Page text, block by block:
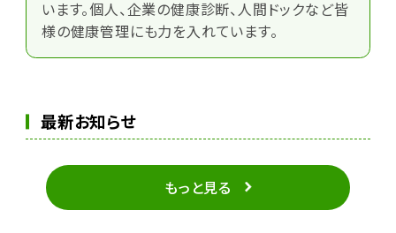
います。個人、企業の健康診断、人間ドックなど皆
様の健康管理にも力を入れています。
最新お知らせ
もっと見る